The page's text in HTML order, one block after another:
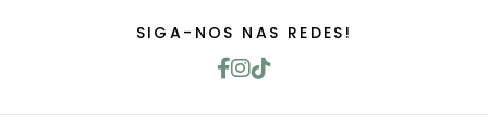
SIGA-NOS NAS REDES!